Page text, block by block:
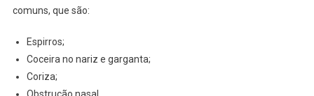
comuns, que são:
Espirros;
Coceira no nariz e garganta;
Coriza;